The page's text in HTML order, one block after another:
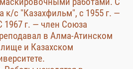
к/с "Казахфильм", с 1955 г. —
г. — член Союза
в Алма-Атинском
и Казахском